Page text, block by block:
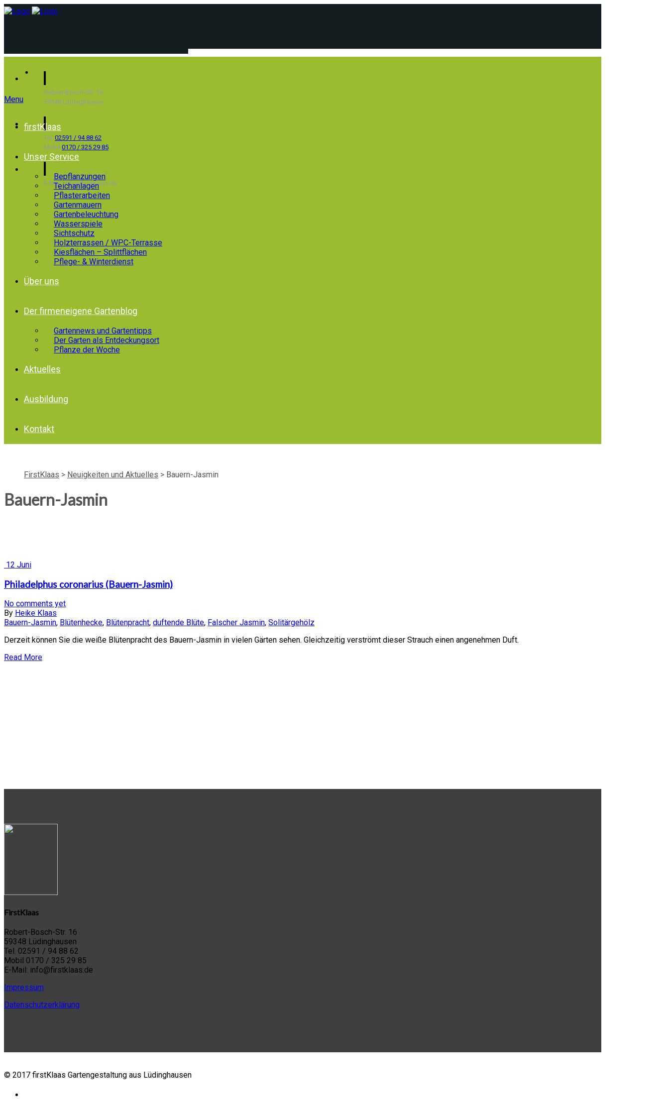
Robert-Bosch-Str. 16
59348 Lüdinghausen
Tel. 02591 / 94 88 62
Mobil 0170 / 325 29 85
E-Mail: info@firstklaas.de
Menu
firstKlaas
Unser Service
Bepflanzungen
Teichanlagen
Pflasterarbeiten
Gartenmauern
Gartenbeleuchtung
Wasserspiele
Sichtschutz
Holzterrassen / WPC-Terrasse
Kiesflächen – Splittflächen
Pflege- & Winterdienst
Über uns
Der firmeneigene Gartenblog
Gartennews und Gartentipps
Der Garten als Entdeckungsort
Pflanze der Woche
Aktuelles
Ausbildung
Kontakt
FirstKlaas > Neuigkeiten und Aktuelles > Bauern-Jasmin
Bauern-Jasmin
12 Juni
Philadelphus coronarius (Bauern-Jasmin)
No comments yet
By Heike Klaas
Bauern-Jasmin, Blütenhecke, Blütenpracht, duftende Blüte, Falscher Jasmin, Solitärgehölz
Derzeit können Sie die weiße Blütenpracht des Bauern-Jasmin in vielen Gärten sehen. Gleichzeitig verströmt dieser Strauch einen angenehmen Duft.
Read More
FirstKlaas
Robert-Bosch-Str. 16
59348 Lüdinghausen
Tel. 02591 / 94 88 62
Mobil 0170 / 325 29 85
E-Mail: info@firstklaas.de
Impressum
Datenschutzerklärung
© 2017 firstKlaas Gartengestaltung aus Lüdinghausen